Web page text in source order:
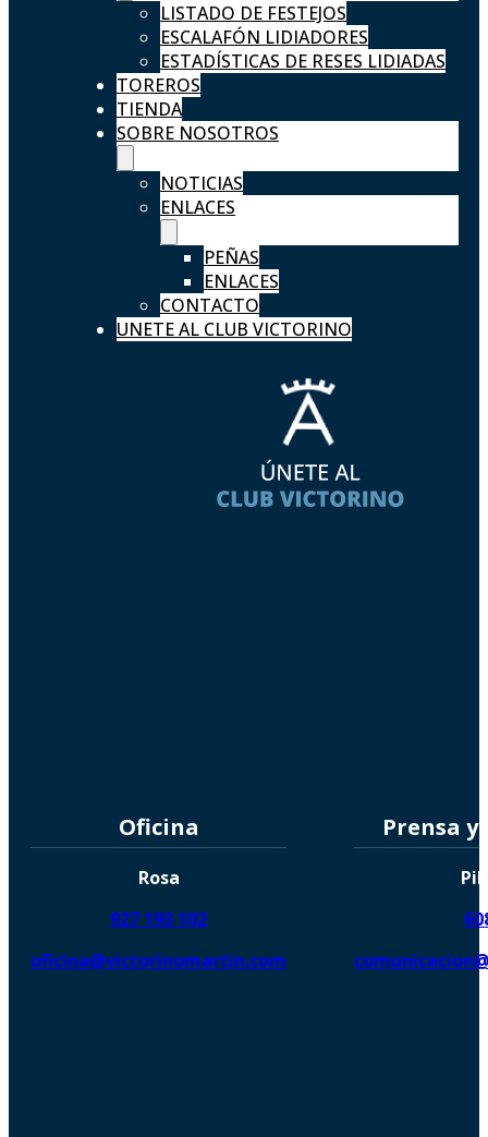
LISTADO DE FESTEJOS
ESCALAFÓN LIDIADORES
ESTADÍSTICAS DE RESES LIDIADAS
TOREROS
TIENDA
SOBRE NOSOTROS
NOTICIAS
ENLACES
PEÑAS
ENLACES
CONTACTO
UNETE AL CLUB VICTORINO
Oficina
Rosa
927 193 102
oficina@victorinomartin.com
Prensa